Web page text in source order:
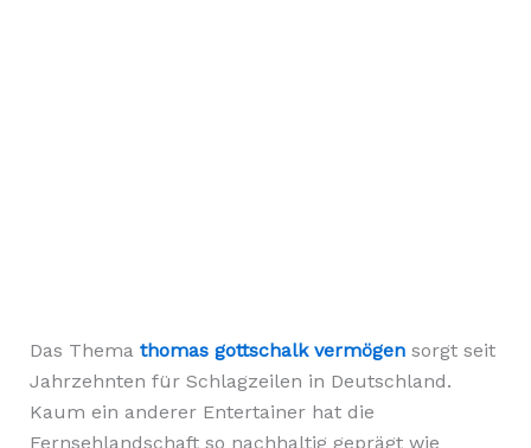
Das Thema thomas gottschalk vermögensorgt seit
Jahrzehnten für Schlagzeilen in Deutschland.
Kaum ein anderer Entertainer hat die
Fernsehlandschaft so nachhaltig geprägt wie